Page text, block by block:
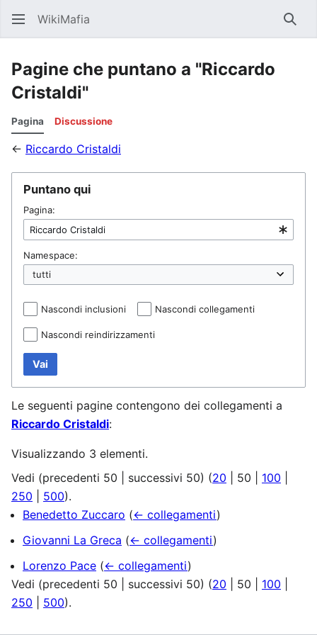
WikiMafia
Pagine che puntano a "Riccardo
Cristaldi"
Pagina Discussione
← Riccardo Cristaldi
Puntano qui
Pagina:
Namespace:
Nascondi inclusioni Nascondi collegamenti
Nascondi reindirizzamenti
Vai
Le seguenti pagine contengono dei collegamenti a
Riccardo Cristaldi:
Visualizzando 3 elementi.
Vedi (precedenti 50 successivi 50) (20 50 100
250
500).
Benedetto Zuccaro (← collegamenti)
Giovanni La Greca (← collegamenti)
Lorenzo Pace (← collegamenti)
Vedi (precedenti 50 successivi 50) (20 50 100
250
500).